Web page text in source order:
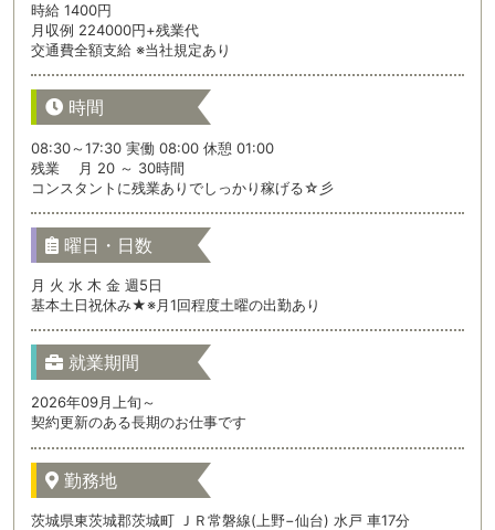
時給 1400円
月収例 224000円+残業代
交通費全額支給 ※当社規定あり
時間
08:30～17:30 実働 08:00 休憩 01:00
残業 月 20 ～ 30時間
コンスタントに残業ありでしっかり稼げる☆彡
曜日・日数
月 火 水 木 金 週5日
基本土日祝休み★※月1回程度土曜の出勤あり
就業期間
2026年09月上旬～
契約更新のある長期のお仕事です
勤務地
茨城県東茨城郡茨城町 ＪＲ常磐線(上野−仙台) 水戸 車17分